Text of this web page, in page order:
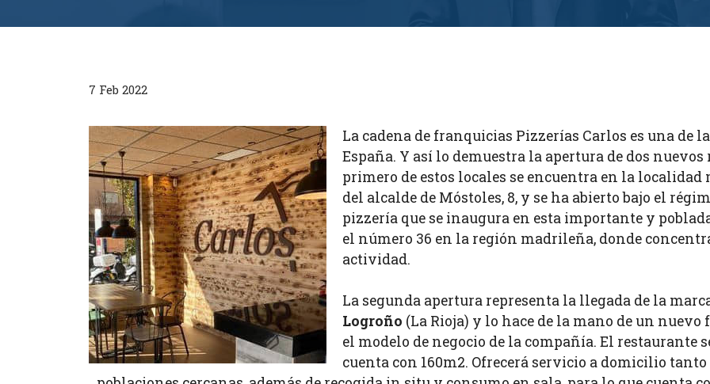
7 Feb 2022
La cadena de franquicias Pizzerías Carlos es una de
España. Y así lo demuestra la apertura de dos
primero de estos locales se encuentra en la localidad
del alcalde de Móstoles, 8, y se ha abierto bajo el
pizzería que se inaugura en esta importante y
el número 36 en la región madrileña, donde
actividad.
La segunda apertura representa la llegada de la
Logroño (La Rioja) y lo hace de la mano de un
el modelo de negocio de la compañía. El restaurante
cuenta con 160m2. Ofrecerá servicio a domicilio